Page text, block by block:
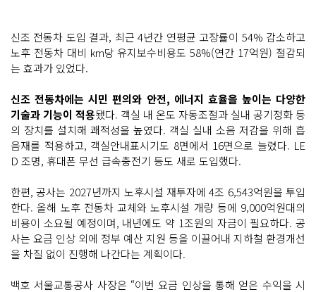
신조 전동차 도입 결과, 최근 4년간 연평균 고장률이 54% 감소하고
노후 전동차 대비 km당 유지보수비용도 58%(연간 17억원) 절감되
는 효과가 있었다.
신조 전동차에는 시민 편의와 안전, 에너지 효율을 높이는 다양한
기술과 기능이 적용됐다. 객실 내 온도 자동조절과 실내 공기정화 등
의 장치를 설치해 쾌적성을 높였다. 객실 실내 소음 저감을 위해 흡
음재를 적용하고, 객실안내표시기도 8면에서 16면으로 늘렸다. LE
D 조명, 휴대폰 무선 급속충전기 등도 새로 도입했다.
한편, 공사는 2027년까지 노후시설 재투자에 4조 6,543억원을 투입
한다. 올해 노후 전동차 교체와 노후시설 개량 등에 9,000억원대의
비용이 소요될 예정이며, 내년에도 약 1조원의 자금이 필요하다. 공
사는 요금 인상 외에 정부 예산 지원 등을 이끌어내 지하철 환경개선
을 차질 없이 진행해 나간다는 계획이다.
백호 서울교통공사 사장은 “이번 요금 인상을 통해 얻은 수익을 시